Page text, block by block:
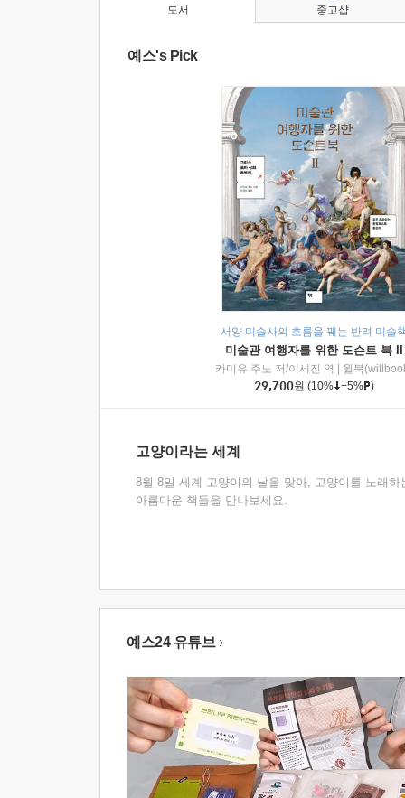
도서
예스's Pick
서양 미술사의 흐름을 꿰는 반려 미술
미술관 여행자를 위한 도슨트 북 II
카미유 주노 저/이세진 역
윌북
29,700원 (10% +5% )
고양이라는 세계
8월 8일 세계 고양이의 날을 맞아, 고양이를 노래하
아름다운 책들을 만나보세요.
중고샵
예스24 유튜브